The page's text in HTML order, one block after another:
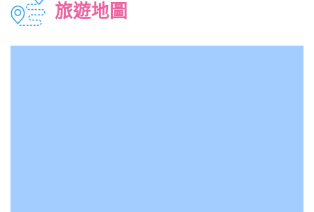
旅遊地圖